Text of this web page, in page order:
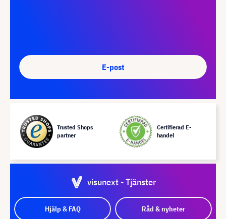
E-post
Trusted Shops
partner
Certifierad E-
handel
visunext - Tjänster
Hjälp & FAQ Råd & nyheter